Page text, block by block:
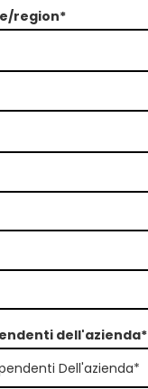
region*
dell'azienda*
Dell'azienda*